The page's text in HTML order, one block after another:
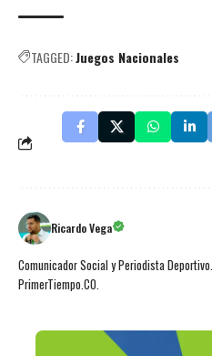
TAGGED:Juegos Nacionales
Ricardo Vega
Comunicador Social y Periodista
PrimerTiempo.CO.